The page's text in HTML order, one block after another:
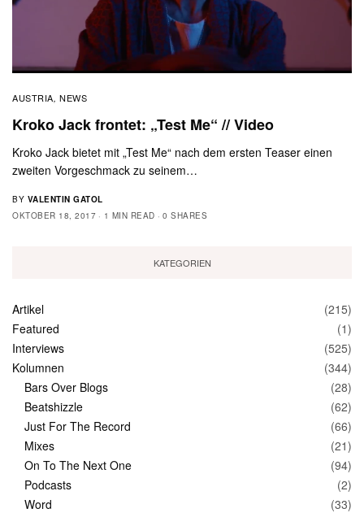
AUSTRIA, NEWS
Kroko Jack frontet: „Test Me“ // Video
Kroko Jack bietet mit „Test Me“ nach dem ersten Teaser einen
zweiten Vorgeschmack zu seinem…
BY VALENTIN GATOL
OKTOBER 18, 2017
1 MIN READ 0 SHARES
KATEGORIEN
Artikel
(215)
Featured
(1)
Interviews
(525)
Kolumnen
(344)
Bars Over Blogs
(28)
Beatshizzle
(62)
Just For The Record
(66)
Mixes
(21)
On To The Next One
(94)
Podcasts
(2)
Word
(33)